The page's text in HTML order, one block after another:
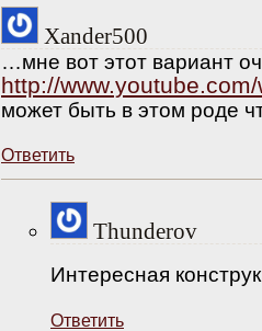
Xander500
…мне вот этот вариант
http://
может быть в этом роде
Ответить
Thunderov
Интересная
Ответить